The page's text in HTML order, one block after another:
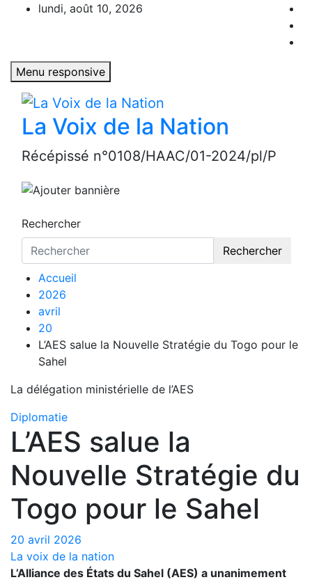
lundi, août 10, 2026
Menu responsive
La Voix de la Nation
Récépissé n°0108/HAAC/01-2024/pl/P
Rechercher
Rechercher
Accueil
2026
avril
20
L’AES salue la Nouvelle Stratégie du Togo pour le
Sahel
La délégation ministérielle de l’AES
Diplomatie
L’AES salue la
Nouvelle Stratégie du
Togo pour le Sahel
20 avril 2026
La voix de la nation
L’Alliance des États du Sahel (AES) a unanimement